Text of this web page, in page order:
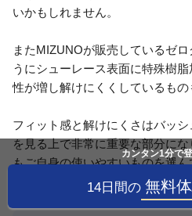
いかもしれません。
またMIZUNOが販売しているゼ
うにシューレース表面に特殊樹
性が増し解けにくくしているもの
フィット感と解けにくさはバッ
を見る上で非常に重要な部分に
もご自身の使いやすいものを選
カンタン1分で
14日間の 無料